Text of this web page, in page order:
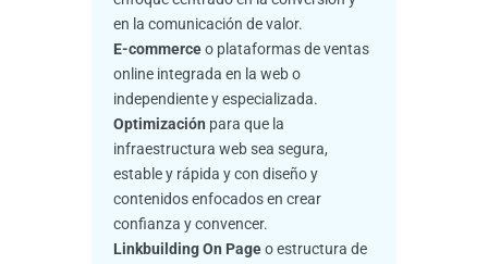
en la comunicación de valor.
E-commerceo plataformas de ventas
online integrada en la web o
independiente y especializada.
Optimización para que la
infraestructura web sea segura,
estable y rápida y con diseño y
contenidos enfocados en crear
confianza y convencer.
Linkbuilding On Pageo estructura de